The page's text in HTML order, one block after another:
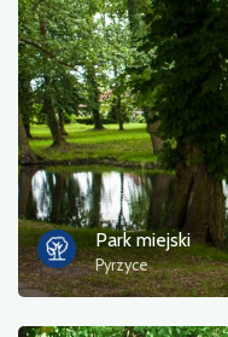
Park miejski
Pyrzyce